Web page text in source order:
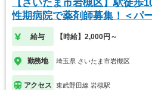
【さいたま市岩槻区】駅徒歩
性期病院で薬剤師募集！＜パ
給与 【時給】2,000円～
勤務地 埼玉県 さいたま市岩槻区
アクセス 東武野田線 岩槻駅